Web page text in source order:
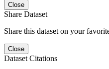
Close
Share Dataset
Share this dataset on your
Close
Dataset Citations